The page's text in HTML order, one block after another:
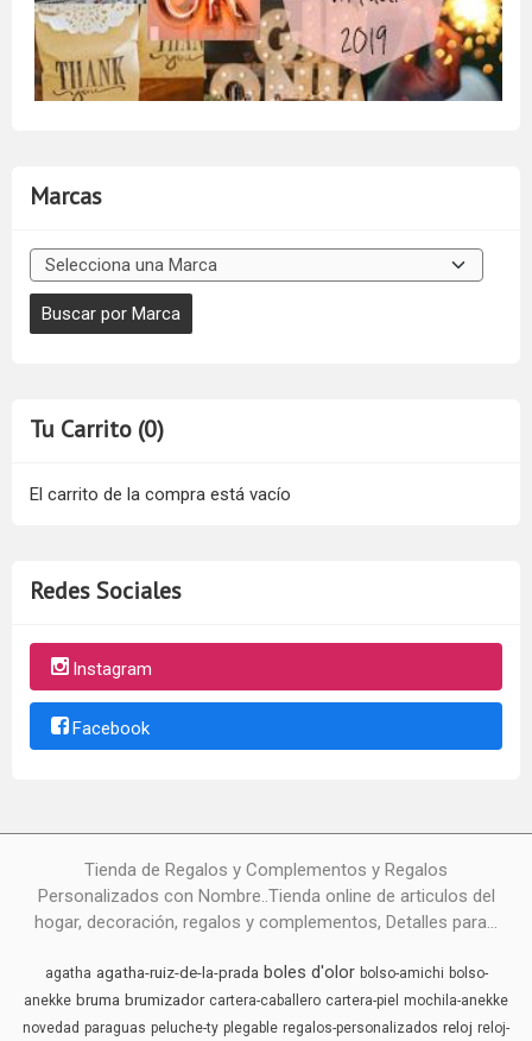
Marcas
Tu Carrito (0)
El carrito de la compra está vacío
Redes Sociales
Instagram
Facebook
Tienda de Regalos y Complementos y Regalos
Personalizados con Nombre..Tienda online de articulos del
hogar, decoración, regalos y complementos, Detalles para...
agatha agatha-ruiz-de-la-prada boles d'olor bolso-amichi bolso-
anekke bruma brumizador cartera-caballero cartera-piel mochila-anekke
novedad paraguas peluche-ty plegable regalos-personalizados reloj reloj-